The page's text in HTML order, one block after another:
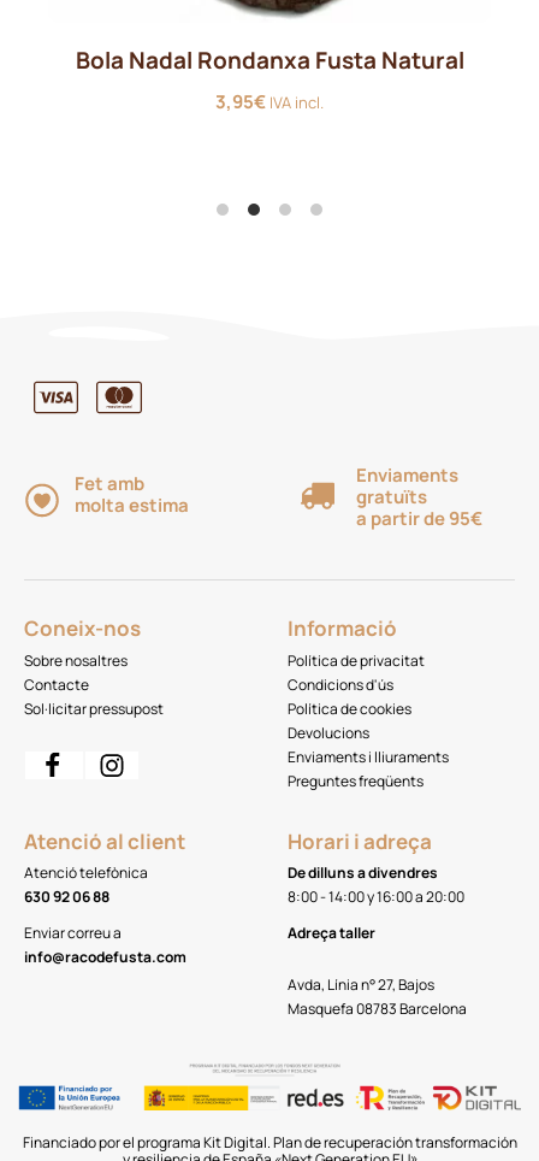
Bola Nadal Rondanxa Fusta Natural
3,95€ IVA incl.
Fet amb
molta estima
Enviaments
gratuïts
a partir de 95€
Coneix-nos
Sobre nosaltres
Contacte
Sol·licitar pressupost
Informació
Política de privacitat
Condicions d'ús
Política de cookies
Devolucions
Enviaments i lliuraments
Preguntes freqüents
Atenció al client
Atenció telefònica
630 92 06 88
Enviar correu a
info@racodefusta.com
Horari i adreça
De dilluns a divendres
8:00 - 14:00 y 16:00 a 20:00
Adreça taller
Avda, Línia n° 27, Bajos
Masquefa 08783 Barcelona
Financiado por el programa Kit Digital. Plan de recuperación transformación